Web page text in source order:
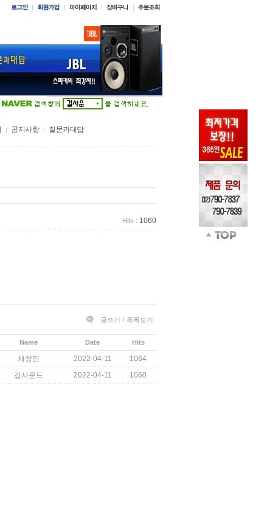
공지사항 질문과대답
Hits : 1060
글쓰기 목록보기
Name Date Hits
채창민 2022-04-11
1064
길사운드 2022-04-11 1060